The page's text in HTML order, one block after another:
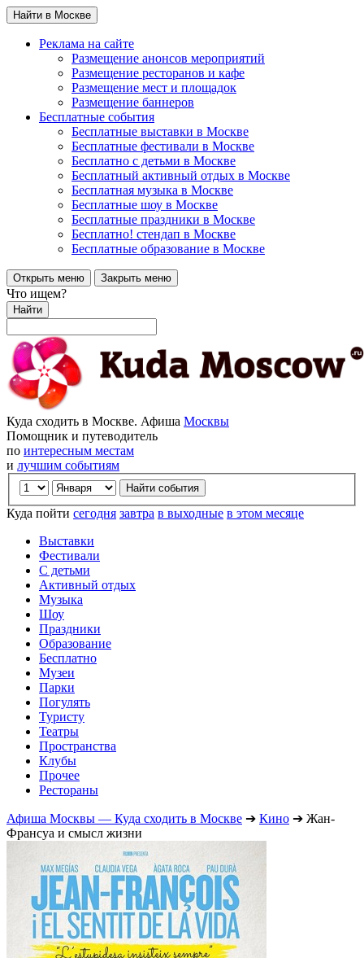
Найти в Москве
Реклама на сайте
Размещение анонсов мероприятий
Размещение ресторанов и кафе
Размещение мест и площадок
Размещение баннеров
Бесплатные события
Бесплатные выставки в Москве
Бесплатные фестивали в Москве
Бесплатно с детьми в Москве
Бесплатный активный отдых в Москве
Бесплатная музыка в Москве
Бесплатные шоу в Москве
Бесплатные праздники в Москве
Бесплатно! стендап в Москве
Бесплатные образование в Москве
Открыть меню Закрыть меню
Что ищем?
Найти
Куда сходить в Москве. Афиша Москвы
Помощник и путеводитель
по интересным местам
и лучшим событиям
Куда пойти сегодня завтра в выходные в этом месяце
Выставки
Фестивали
С детьми
Активный отдых
Музыка
Шоу
Праздники
Образование
Бесплатно
Музеи
Парки
Погулять
Туристу
Театры
Пространства
Клубы
Прочее
Рестораны
Афиша Москвы — Куда сходить в Москве ➔ Кино ➔ Жан-
Франсуа и смысл жизни